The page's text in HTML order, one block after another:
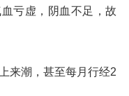
亏虚，阴血不足，故
来潮，甚至每月行经2